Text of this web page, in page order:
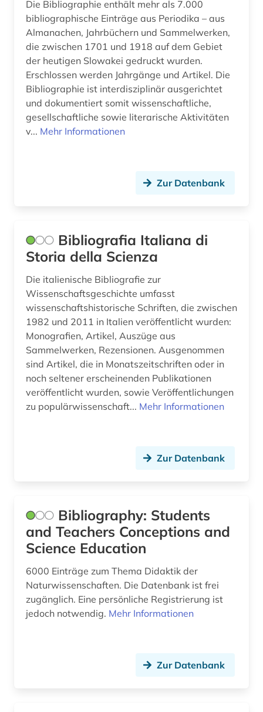
lateinamerika (1)
lexikon (2)
linguistik (1)
literatur (1)
literaturwissenschaft (1)
marine geosysteme (1)
maschinenbau (1)
medienwissenschaft (1)
medizin (7)
meereskunde (1)
meeresmikrobiologie (1)
meeresströmung (1)
meeresökologie (1)
naturkatastrophe (1)
naturkatastrophen (1)
naturkundliche sammlung (1)
naturwissenschaft (5)
Die Bibliographie enthält mehr als 7.000
bibliographische Einträge aus Periodika – aus
Almanachen, Jahrbüchern und Sammelwerken,
die zwischen 1701 und 1918 auf dem Gebiet
der heutigen Slowakei gedruckt wurden.
Erschlossen werden Jahrgänge und Artikel. Die
Bibliographie ist interdisziplinär ausgerichtet
und dokumentiert somit wissenschaftliche,
gesellschaftliche sowie literarische Aktivitäten
v... Mehr Informationen
Zur Datenbank
Bibliografia Italiana di
Storia della Scienza
Die italienische Bibliografie zur
Wissenschaftsgeschichte umfasst
wissenschaftshistorische Schriften, die zwischen
1982 und 2011 in Italien veröffentlicht wurden:
Monografien, Artikel, Auszüge aus
Sammelwerken, Rezensionen. Ausgenommen
sind Artikel, die in Monatszeitschriften oder in
noch seltener erscheinenden Publikationen
veröffentlicht wurden, sowie Veröffentlichungen
zu populärwissenschaft... Mehr Informationen
Zur Datenbank
Bibliography: Students
and Teachers Conceptions and
Science Education
6000 Einträge zum Thema Didaktik der
Naturwissenschaften. Die Datenbank ist frei
zugänglich. Eine persönliche Registrierung ist
jedoch notwendig. Mehr Informationen
Zur Datenbank